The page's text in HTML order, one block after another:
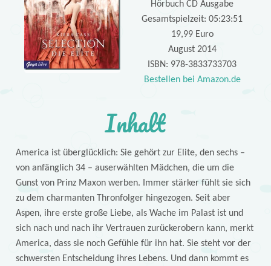
Hörbuch CD Ausgabe
Gesamtspielzeit: 05:23:51
19,99 Euro
August 2014
ISBN: 978-3833733703
Bestellen bei Amazon.de
Inhalt
America ist überglücklich: Sie gehört zur Elite, den sechs –
von anfänglich 34 – auserwählten Mädchen, die um die
Gunst von Prinz Maxon werben. Immer stärker fühlt sie sich
zu dem charmanten Thronfolger hingezogen. Seit aber
Aspen, ihre erste große Liebe, als Wache im Palast ist und
sich nach und nach ihr Vertrauen zurückerobern kann, merkt
America, dass sie noch Gefühle für ihn hat. Sie steht vor der
schwersten Entscheidung ihres Lebens. Und dann kommt es